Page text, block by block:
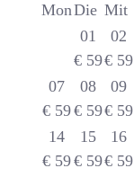
MonDie Mit
01
€ 59
02
€ 59
07
€ 59
08
€ 59
09
€ 59
14
€ 59
15
€ 59
16
€ 59